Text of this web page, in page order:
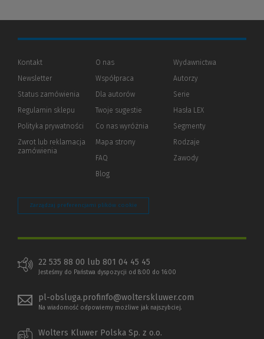
Kontakt
Newsletter
Status zamówienia
Regulamin sklepu
Polityka prywatności (Nowe
(Link
innej
Zwrot lub reklamacja
zamówienia
O nas
Współpraca
Dla autorów(Nowe
(Link
innej
Twoje sugestie
Co nas wyróżnia
Mapa strony
FAQ
Blog
Wydawnictwa
Autorzy
Serie
Hasła LEX
Segmenty
Rodzaje
Zawody
Zarządzaj preferencjami plików cookie
22 535 88 00 lub 801 04 45 45
Jesteśmy do Państwa dyspozycji od 8:00 do 16:00
pl-obsluga.profinfo@wolterskluwer.com
Na wiadomość odpowiemy możliwe jak najszybciej.
Wolters Kluwer Polska Sp. z o.o.